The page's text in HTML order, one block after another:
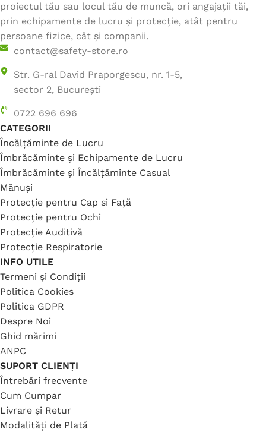
proiectul tău sau locul tău de muncă, ori angajații tăi,
prin echipamente de lucru și protecție, atât pentru
persoane fizice, cât și companii.
contact@safety-store.ro
Str. G-ral David Praporgescu, nr. 1-5,
sector 2, București
0722 696 696
CATEGORII
Încălțăminte de Lucru
Îmbrăcăminte și Echipamente de Lucru
Îmbrăcăminte și Încălțăminte Casual
Mănuși
Protecție pentru Cap si Față
Protecție pentru Ochi
Protecție Auditivă
Protecție Respiratorie
INFO UTILE
Termeni și Condiții
Politica Cookies
Politica GDPR
Despre Noi
Ghid mărimi
ANPC
SUPORT CLIENȚI
Întrebări frecvente
Cum Cumpar
Livrare și Retur
Modalități de Plată